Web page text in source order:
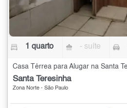
1 quarto - suíte
Santa Teresinha
Zona Norte - São Paulo